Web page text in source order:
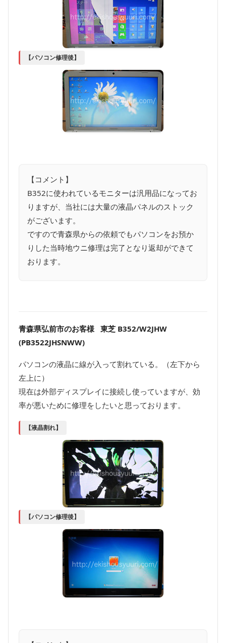
【パソコン修理後】
【コメント】
B352に使われているモニターは汎用品になってお
りますが、当社には大量の液晶パネルのストック
がございます。
ですので青森県からの依頼でもパソコンをお預か
りした当時地ウニ修理は完了となり返却ができて
おります。
青森県弘前市のお客様 東芝 B352/W2JHW
(PB3522JHSNWW)
パソコンの液晶に線が入って割れている。（左下から
左上に）
現在は外部ディスプレイに接続し使っていますが、効
率が悪いために修理をしたいと思っております。
【液晶割れ】
【パソコン修理後】